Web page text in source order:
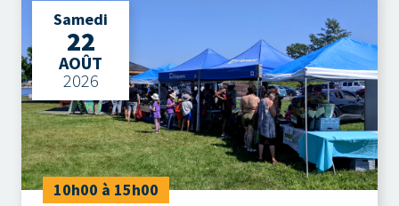
Samedi
22
AOÛT
2026
10h00 à 15h00